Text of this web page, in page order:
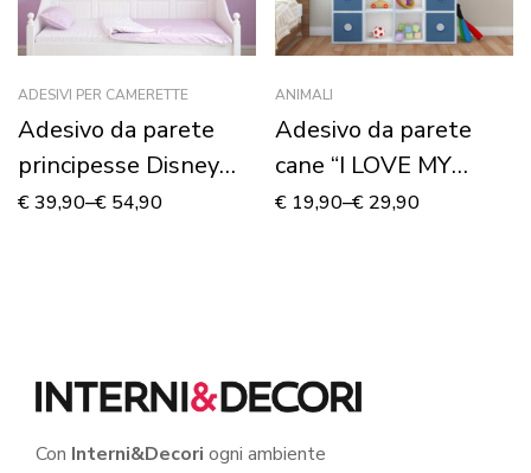
ADESIVI PER CAMERETTE
Adesivo da parete
principesse Disney
“COME NELLE
€39,90–€ 54,90
ANIMALI
Adesivo da parete
cane “I LOVE MY
DOG”
€ 19,90–€ 29,90
Con Interni&Decori ogni ambiente